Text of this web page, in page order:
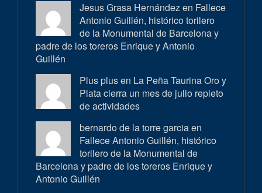
Jesus Grasa Hernández en Fallece
Antonio Guillén, histórico torilero
de la Monumental de Barcelona y
padre de los toreros Enrique y Antonio
Guillén
Plus plus en La Peña Taurina Oro y
Plata cierra un mes de julio repleto
de actividades
bernardo de la torre garcia en
Fallece Antonio Guillén, histórico
torilero de la Monumental de
Barcelona y padre de los toreros Enrique y
Antonio Guillén